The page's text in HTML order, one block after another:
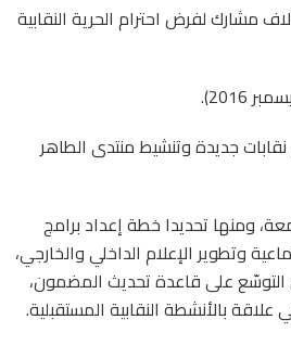
هياكل الجامعات والتنسيقيات الجهوية والإعداد لتجمع عمالي بـ 5 آلاف مشارك لفرض احترام الحرية النقابية
نقابات جديدة وتنشيط منتدى الطاهر
ومنها تحديدا خطة إعداد برامج
وتطوير الإعلام الداخلي والخارجي،
التوسّع على قاعدة تحديث المضمون،
بالأنشطة النقابية المستقبلية.